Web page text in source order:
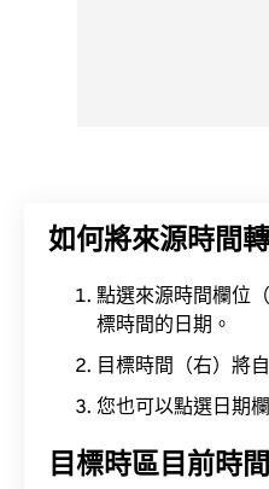
如何將來源時間
點選來源時間欄位
標時間的日期。
目標時間（右）將
您也可以點選日期
目標時區目前時